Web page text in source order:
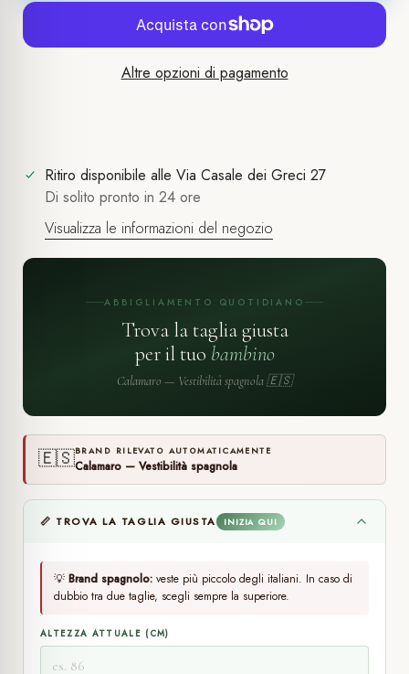
Altre opzioni di pagamento
Ritiro disponibile alle Via Casale dei Greci 27
Di solito pronto in 24 ore
Visualizza le informazioni del negozio
ABBIGLIAMENTO QUOTIDIANO
Trova la taglia giusta
per il tuo bambino
Calamaro — Vestibilità spagnola 🇪🇸
🇪🇸BRAND RILEVATO AUTOMATICAMENTE
Calamaro — Vestibilità spagnola
📏 TROVA LA TAGLIA GIUSTA INIZIA QUI
💡 Brand spagnolo: veste più piccolo degli italiani. In caso di
dubbio tra due taglie, scegli sempre la superiore.
ALTEZZA ATTUALE (CM)